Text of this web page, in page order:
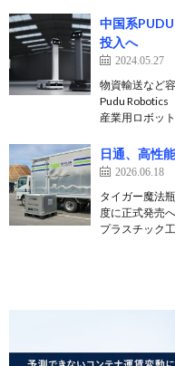
中国系
投入へ
2024.05.27
物資輸送など
Pudu Robotics
産業用ロボッ
日通、高性
2026.06.18
タイガー魔法
度に正式発売
プラスチック